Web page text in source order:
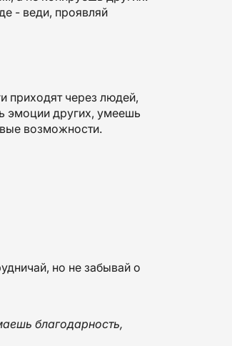
- веди, проявляй
приходят через людей,
эмоции других, умеешь
возможности.
но не забывай о
благодарность,